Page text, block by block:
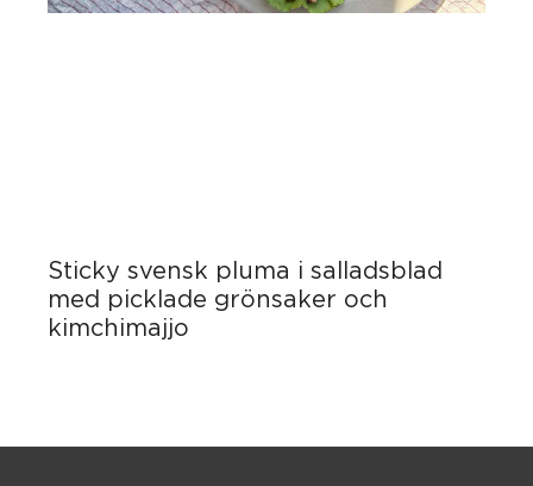
Sticky svensk pluma i salladsblad
med picklade grönsaker och
kimchimajjo